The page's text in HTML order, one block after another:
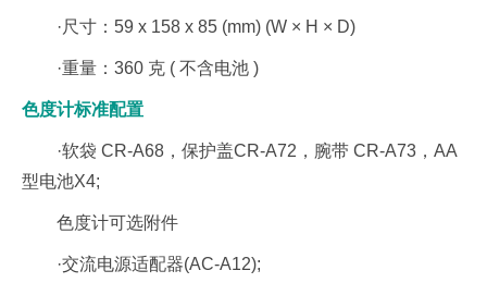
·尺寸：59 x 158 x 85 (mm) (W × H × D)
·重量：360 克 ( 不含电池 )
色度计标准配置
·软袋 CR-A68，保护盖CR-A72，腕带 CR-A73，AA
型电池X4;
色度计可选附件
·交流电源适配器(AC-A12);